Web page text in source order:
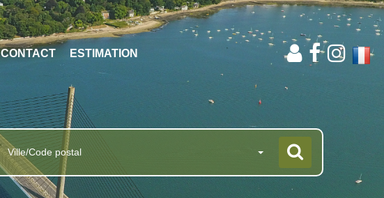
CONTACT ESTIMATION
Ville/Code postal